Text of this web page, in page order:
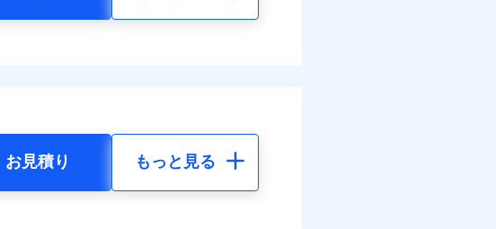
お見積り もっと見る